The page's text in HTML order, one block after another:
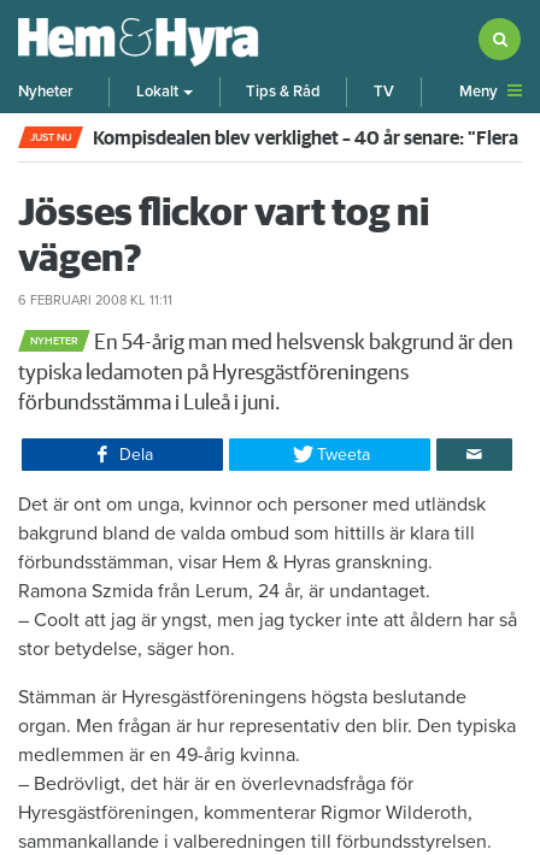
Nyheter Lokalt Tips & Råd TV Meny
JUST NU Kompisdealen blev verklighet – 40 år senare: "Flera
Jösses flickor vart tog ni
vägen?
6 FEBRUARI 2008 KL 11:11
NYHETER
En 54-årig man med helsvensk bakgrund är den
typiska ledamoten på Hyresgästföreningens
förbundsstämma i Luleå i juni.
Dela Tweeta
Det är ont om unga, kvinnor och personer med utländsk
bakgrund bland de valda ombud som hittills är klara till
förbundsstämman, visar Hem & Hyras granskning.
Ramona Szmida från Lerum, 24 år, är undantaget.
– Coolt att jag är yngst, men jag tycker inte att åldern har så
stor betydelse, säger hon.
Stämman är Hyresgästföreningens högsta beslutande
organ. Men frågan är hur representativ den blir. Den typiska
medlemmen är en 49-årig kvinna.
– Bedrövligt, det här är en överlevnadsfråga för
Hyresgästföreningen, kommenterar Rigmor Wilderoth,
sammankallande i valberedningen till förbundsstyrelsen.